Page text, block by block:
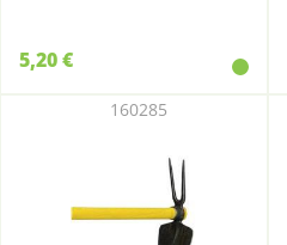
5,20 €
160285